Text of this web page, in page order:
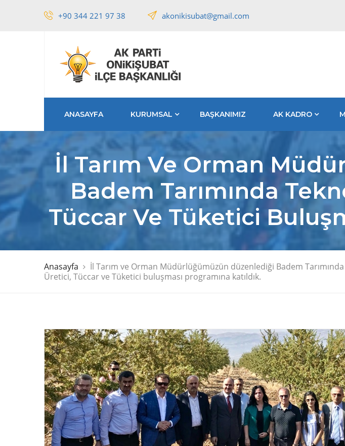
+90 344 221 97 38 akonikisubat@gmail.com
ANASAYFA KURUMSAL BAŞKANIMIZ AK KADRO
İl Tarım Ve Orman
Badem Tarımında
Tüccar Ve Tüketici
Anasayfa
İl Tarım ve Orman Müdürlüğümüzün düzenlediği Badem
Üretici, Tüccar ve Tüketici buluşması programına katıldık.